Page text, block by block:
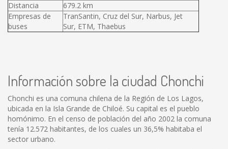
Distancia
679.2 km
Empresas de
buses
TranSantin, Cruz del Sur, Narbus, Jet
Sur, ETM, Thaebus
Información sobre la ciudad Chonchi
Chonchi es una comuna chilena de la Región de Los Lagos,
ubicada en la Isla Grande de Chiloé. Su capital es el pueblo
homónimo. En el censo de población del año 2002 la comuna
tenía 12.572 habitantes, de los cuales un 36,5% habitaba el
sector urbano.